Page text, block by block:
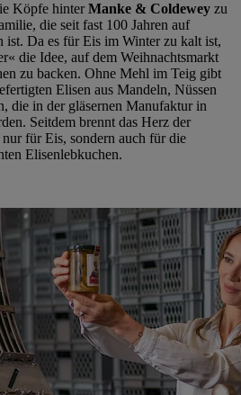
Köpfe hinter Manke & Coldewey zu
die seit fast 100 Jahren auf
ist. Da es für Eis im Winter zu kalt ist,
die Idee, auf dem Weihnachtsmarkt
zu backen. Ohne Mehl im Teig gibt
Elisen aus Mandeln, Nüssen
die in der gläsernen Manufaktur in
Seitdem brennt das Herz der
für Eis, sondern auch für die
Elisenlebkuchen.